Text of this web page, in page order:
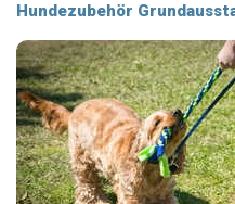
Hundezubehör